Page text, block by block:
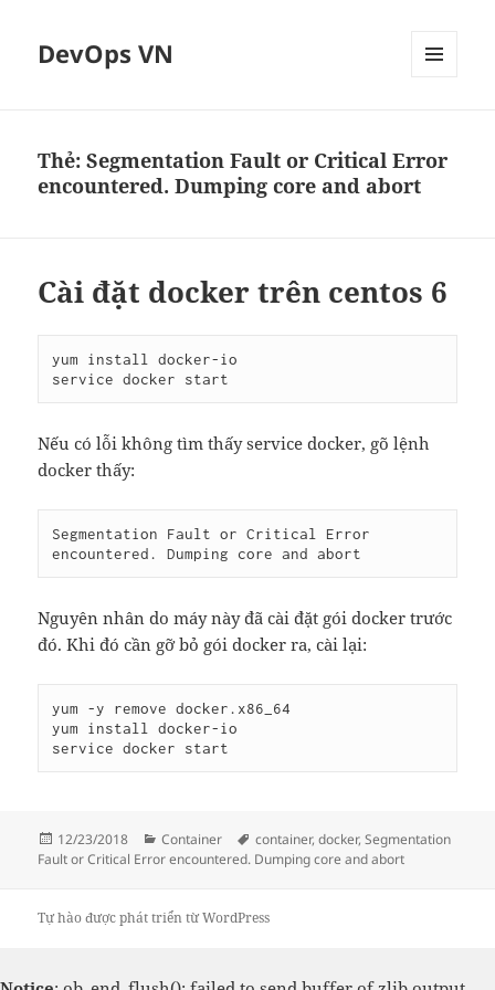
DevOps VN
Thẻ:Segmentation Fault or Critical Error
encountered. Dumping core and abort
Cài đặt docker trên centos 6
yum install docker-io
Nếu có lỗi không tìm thấy service docker, gõ lệnh
docker thấy:
Segmentation Fault or Critical Error
Nguyên nhân do máy này đã cài đặt gói docker trước
đó. Khi đó cần gỡ bỏ gói docker ra, cài lại:
yum -y remove docker.x86_64
yum install docker-io
Đăng
vào
12/23/2018
Danh
mục
Container Thẻ
container,docker,Segmentation
Fault or Critical Error encountered. Dumping core and abort
Tự hào được phát triển từ WordPress